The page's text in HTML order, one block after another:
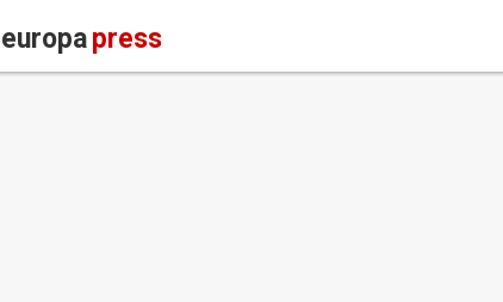
europapress